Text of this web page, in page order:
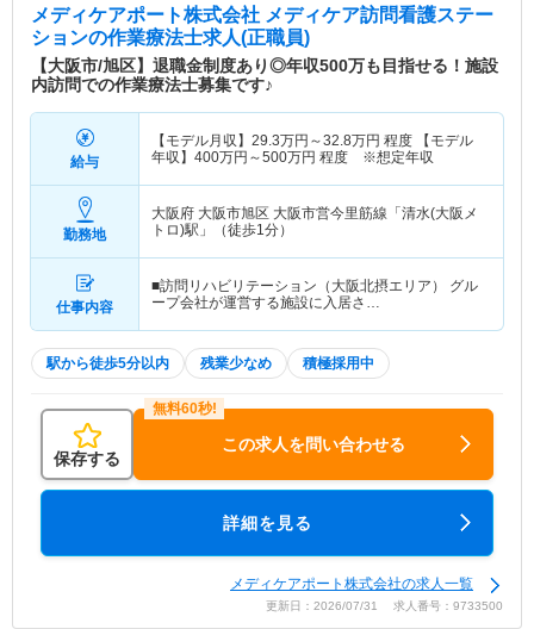
メディケアポート株式会社 メディケア訪問看護ステー
ションの作業療法士求人(正職員)
【大阪市/旭区】退職金制度あり◎年収500万も目指せる！施設
内訪問での作業療法士募集です♪
給与
【モデル月収】 29.3万円～32.8万円 程度 【モデル
年収】 400万円～500万円 程度 ※想定年収
勤務地
大阪府 大阪市旭区 大阪市営今里筋線「清水(大阪メ
トロ)駅」（徒歩1分）
仕事内容
■訪問リハビリテーション（大阪北摂エリア） グル
ープ会社が運営する施設に入居さ…
駅から徒歩5分以内 残業少なめ 積極採用中
保存する
この求人を問い合わせる
詳細を見る
メディケアポート株式会社の求人一覧
更新日：2026/07/31 求人番号：9733500